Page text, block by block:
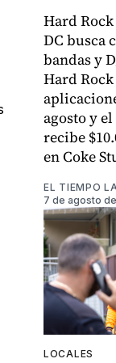
Hard
DC busca
bandas y
Hard
agosto y
recibe
en Coke
EL TIEMPO
7 de agosto
LOCALES